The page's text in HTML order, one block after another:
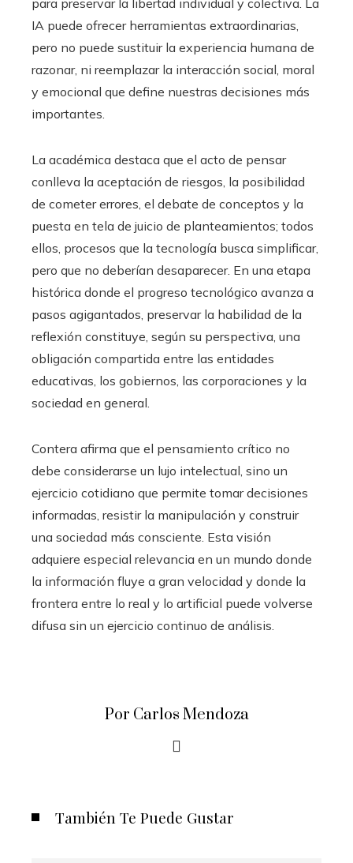
para preservar la libertad individual y colectiva. La
IA puede ofrecer herramientas extraordinarias,
pero no puede sustituir la experiencia humana de
razonar, ni reemplazar la interacción social, moral
y emocional que define nuestras decisiones más
importantes.
La académica destaca que el acto de pensar
conlleva la aceptación de riesgos, la posibilidad
de cometer errores, el debate de conceptos y la
puesta en tela de juicio de planteamientos; todos
ellos, procesos que la tecnología busca simplificar,
pero que no deberían desaparecer. En una etapa
histórica donde el progreso tecnológico avanza a
pasos agigantados, preservar la habilidad de la
reflexión constituye, según su perspectiva, una
obligación compartida entre las entidades
educativas, los gobiernos, las corporaciones y la
sociedad en general.
Contera afirma que el pensamiento crítico no
debe considerarse un lujo intelectual, sino un
ejercicio cotidiano que permite tomar decisiones
informadas, resistir la manipulación y construir
una sociedad más consciente. Esta visión
adquiere especial relevancia en un mundo donde
la información fluye a gran velocidad y donde la
frontera entre lo real y lo artificial puede volverse
difusa sin un ejercicio continuo de análisis.
Por Carlos Mendoza
También Te Puede Gustar